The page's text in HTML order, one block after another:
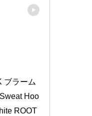
ブラーム
Hoo
ROOT